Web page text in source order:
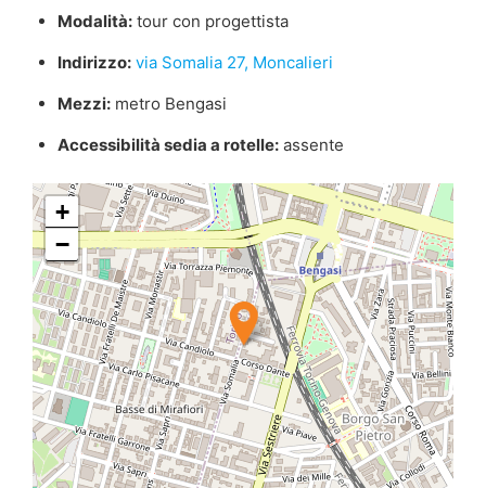
Modalità:tour con progettista
Indirizzo: via Somalia 27, Moncalieri
Mezzi:metro Bengasi
Accessibilità sedia a rotelle:assente
+
−